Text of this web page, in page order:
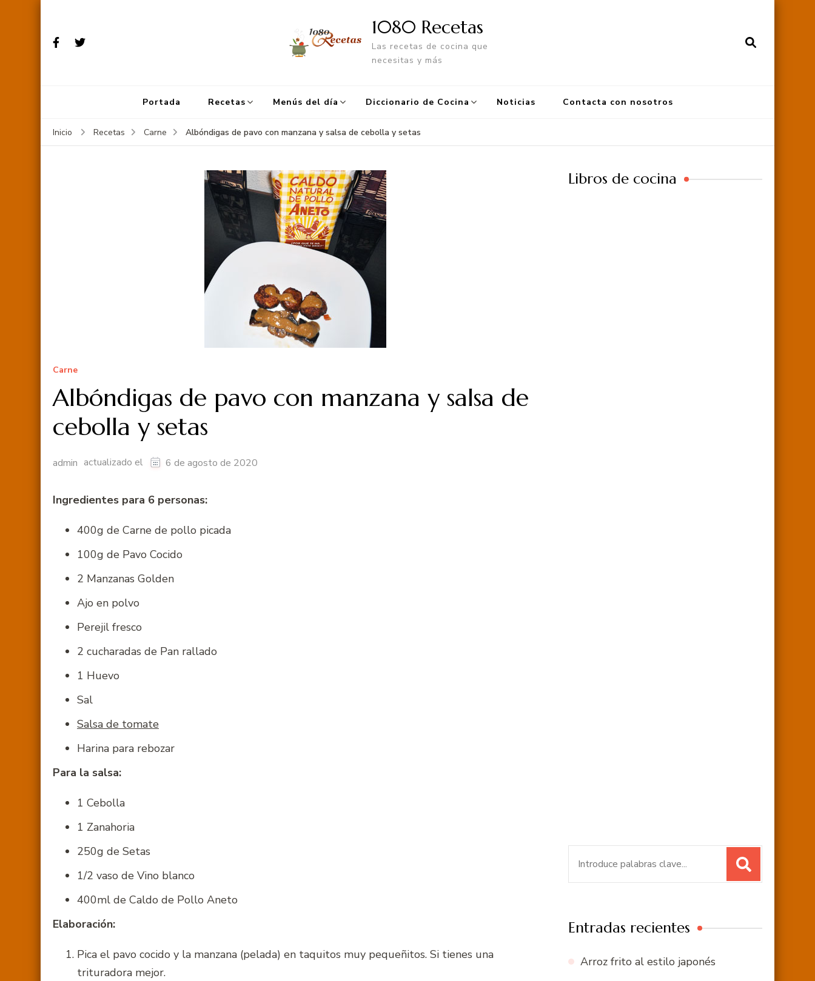
1080 Recetas
Las recetas de cocina que
necesitas y más
Portada Recetas Menús del día Diccionario de Cocina Noticias Contacta con nosotros
Inicio Recetas Carne Albóndigas de pavo con manzana y salsa de cebolla y setas
Carne
Albóndigas de pavo con manzana y salsa de
cebolla y setas
admin actualizado el 6 de agosto de 2020
Ingredientes para 6 personas:
400g de Carne de pollo picada
100g de Pavo Cocido
2 Manzanas Golden
Ajo en polvo
Perejil fresco
2 cucharadas de Pan rallado
1 Huevo
Sal
Salsa de tomate
Harina para rebozar
Para la salsa:
1 Cebolla
1 Zanahoria
250g de Setas
1/2 vaso de Vino blanco
400ml de Caldo de Pollo Aneto
Elaboración:
Pica el pavo cocido y la manzana (pelada) en taquitos muy pequeñitos. Si tienes una
trituradora mejor.
Libros de cocina
Entradas recientes
Arroz frito al estilo japonés